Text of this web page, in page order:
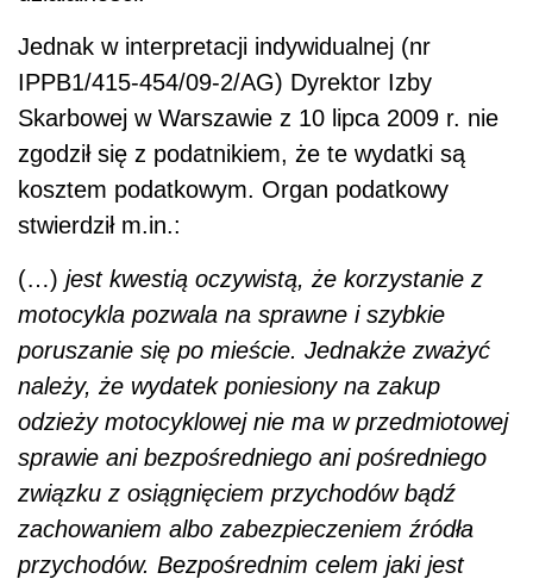
Jednak w interpretacji indywidualnej (nr
IPPB1/415-454/09-2/AG) Dyrektor Izby
Skarbowej w Warszawie z 10 lipca 2009 r. nie
zgodził się z podatnikiem, że te wydatki są
kosztem podatkowym. Organ podatkowy
stwierdził m.in.:
(…) jest kwestią oczywistą, że korzystanie z
motocykla pozwala na sprawne i szybkie
poruszanie się po mieście. Jednakże zważyć
należy, że wydatek poniesiony na zakup
odzieży motocyklowej nie ma w przedmiotowej
sprawie ani bezpośredniego ani pośredniego
związku z osiągnięciem przychodów bądź
zachowaniem albo zabezpieczeniem źródła
przychodów. Bezpośrednim celem jaki jest